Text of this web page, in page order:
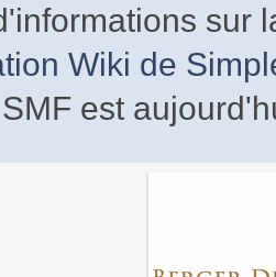
sur
Wiki de
est